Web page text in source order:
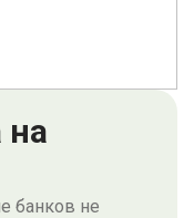
на
банков не